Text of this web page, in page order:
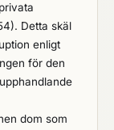
Detta skäl
enligt
för den
dom som